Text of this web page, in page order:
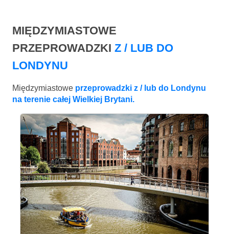
MIĘDZYMIASTOWE
PRZEPROWADZKI Z / LUB DO
LONDYNU
Międzymiastowe przeprowadzki z / lub do Londynu
na terenie całej Wielkiej Brytani.